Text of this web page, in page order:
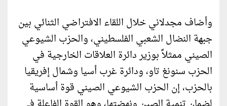
وأضاف مجدلاني خلال اللقاء الافتراضي الثنائي بين
جبهة النضال الشعبي الفلسطيني، والحزب الشيوعي
الصيني ممثلاً بوزير دائرة العلاقات الخارجية في
الحزب سنونغ تاو، ودائرة غرب أسيا وشمال إفريقيا
بالحزب، إن الحزب الشيوعي الصيني قوة أساسية